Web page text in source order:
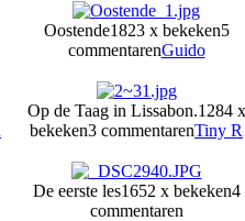
Oostende1823 x bekeken5
commentarenGuido
Op de Taag in Lissabon.1284 x
bekeken3 commentarenTiny R
De eerste les1652 x bekeken4
commentaren